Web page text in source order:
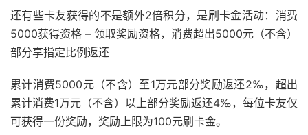
还有些卡友获得的不是额外2倍积分，是刷卡金活动：消费
5000获得资格 – 领取奖励资格，消费超出5000元（不含）
部分享指定比例返还
累计消费5000元（不含）至1万元部分奖励返还2‰，超出
累计消费1万元（不含）以上部分奖励返还4‰，每位卡友仅
可获得一份奖励，奖励上限为100元刷卡金。